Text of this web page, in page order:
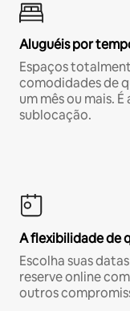
Aluguéis por
Espaços
comodidades de
um mês ou mais.
sublocação.
A flexibilidade de
Escolha suas
reserve online
outros